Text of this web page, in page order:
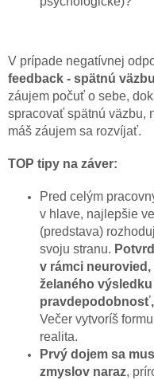
V prípade negatívnej
feedback - spätnú
záujem počuť o sebe,
spracovať spätnú väzbu,
máš záujem sa rozvíjať.
TOP tipy na záver:
Pred celým
v hlave, najlepšie
(predstava)
svoju stranu.
v rámci
želaného
Večer vytvoríš
realita.
Prvý dojem sa
zmyslov naraz,